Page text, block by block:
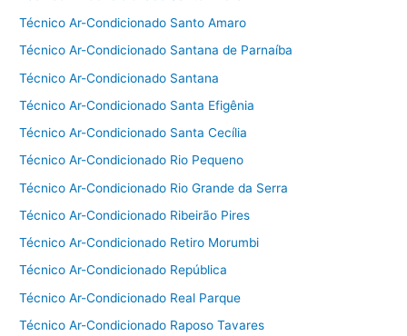
Técnico Ar-Condicionado Santo Amaro
Técnico Ar-Condicionado Santana de Parnaíba
Técnico Ar-Condicionado Santana
Técnico Ar-Condicionado Santa Efigênia
Técnico Ar-Condicionado Santa Cecília
Técnico Ar-Condicionado Rio Pequeno
Técnico Ar-Condicionado Rio Grande da Serra
Técnico Ar-Condicionado Ribeirão Pires
Técnico Ar-Condicionado Retiro Morumbi
Técnico Ar-Condicionado República
Técnico Ar-Condicionado Real Parque
Técnico Ar-Condicionado Raposo Tavares